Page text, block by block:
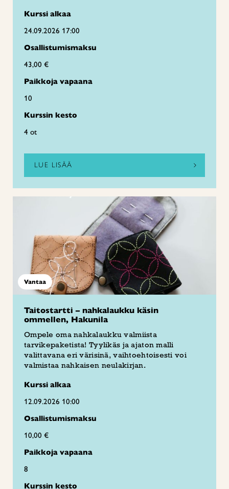
Kurssi alkaa
24.09.2026 17:00
Osallistumismaksu
43,00 €
Paikkoja vapaana
10
Kurssin kesto
4 ot
LUE LISÄÄ
Vantaa
Taitostartti – nahkalaukku käsin
ommellen, Hakunila
Ompele oma nahkalaukku valmiista
tarvikepaketista! Tyylikäs ja ajaton malli
valittavana eri värisinä, vaihtoehtoisesti voi
valmistaa nahkaisen neulakirjan.
Kurssi alkaa
12.09.2026 10:00
Osallistumismaksu
10,00 €
Paikkoja vapaana
8
Kurssin kesto